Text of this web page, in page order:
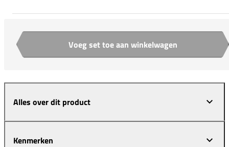
Aantal Voeg set toe aan winkelwagen
Alles over dit product
Kenmerken